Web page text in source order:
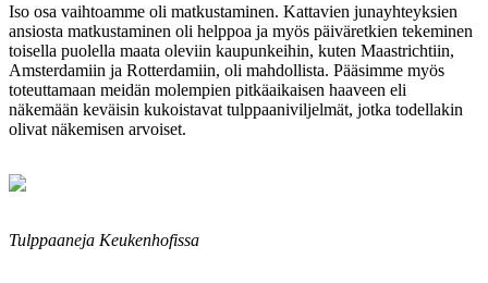
Iso osa vaihtoamme oli matkustaminen. Kattavien junayhteyksien
ansiosta matkustaminen oli helppoa ja myös päiväretkien tekeminen
toisella puolella maata oleviin kaupunkeihin, kuten Maastrichtiin,
Amsterdamiin ja Rotterdamiin, oli mahdollista. Pääsimme myös
toteuttamaan meidän molempien pitkäaikaisen haaveen eli
näkemään keväisin kukoistavat tulppaaniviljelmät, jotka todellakin
olivat näkemisen arvoiset.
Tulppaaneja Keukenhofissa